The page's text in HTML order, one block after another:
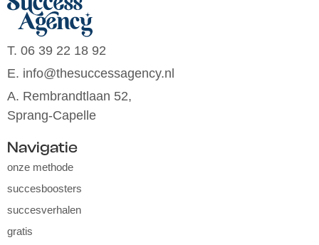
T. 06 39 22 18 92
E. info@thesuccessagency.nl
A. Rembrandtlaan 52,
Sprang-Capelle
Navigatie
onze methode
succesboosters
succesverhalen
gratis